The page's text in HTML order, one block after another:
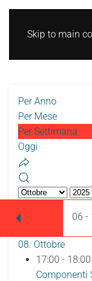
Skip to main
Per Anno
Per Mese
Per Settimana
Oggi
06 -
08. Ottobre
17:00 - 18:00
Componenti